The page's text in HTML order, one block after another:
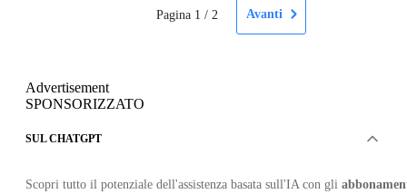
Pagina 1 / 2 Avanti
Advertisement
SPONSORIZZATO
SUL CHATGPT
Scopri tutto il potenziale dell'assistenza basata sull'IA con gli